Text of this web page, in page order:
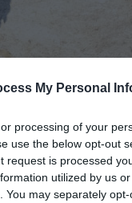
My Personal
processing of your
use the below opt-out
request is processed
utilized by us
may separately
του τεύχους που
και πετονιά
ζυγαριά.Μόλις
clinch του solid ή ο